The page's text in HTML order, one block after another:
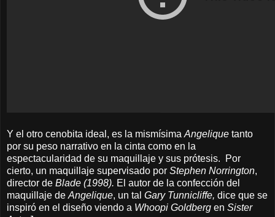
Y el otro cenobita ideal, es la mismísimaAngelique tanto
por su peso narrativo en la cinta como en la
espectacularidad de su maquillaje y sus prótesis. Por
cierto, un maquillaje supervisado por Stephen Norrington,
director de Blade (1998). El autor de la confección del
maquillaje deAngelique, un tal Gary Tunnicliffe, dice que se
inspiró en el diseño viendo a Whoopi Goldberg en Sister